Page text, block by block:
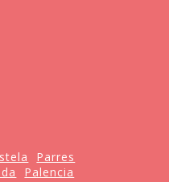
Parres
Palencia